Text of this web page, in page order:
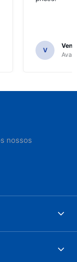
V
nossos